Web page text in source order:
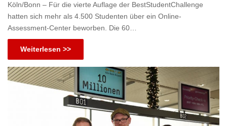
Köln/Bonn – Für die vierte Auflage der BestStudentChallenge
hatten sich mehr als 4.500 Studenten über ein Online-
Assessment-Center beworben. Die 60…
Weiterlesen >>